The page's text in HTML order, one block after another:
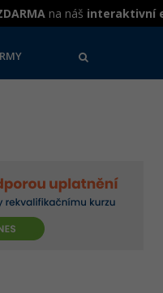
na náš interaktivní